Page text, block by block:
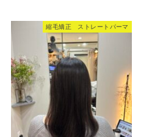
縮毛矯正 ストレートパーマ